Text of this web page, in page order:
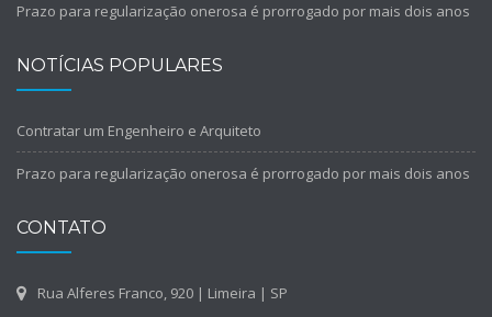
Prazo para regularização onerosa é prorrogado por mais dois anos
NOTÍCIAS POPULARES
Contratar um Engenheiro e Arquiteto
Prazo para regularização onerosa é prorrogado por mais dois anos
CONTATO
Rua Alferes Franco, 920 | Limeira | SP